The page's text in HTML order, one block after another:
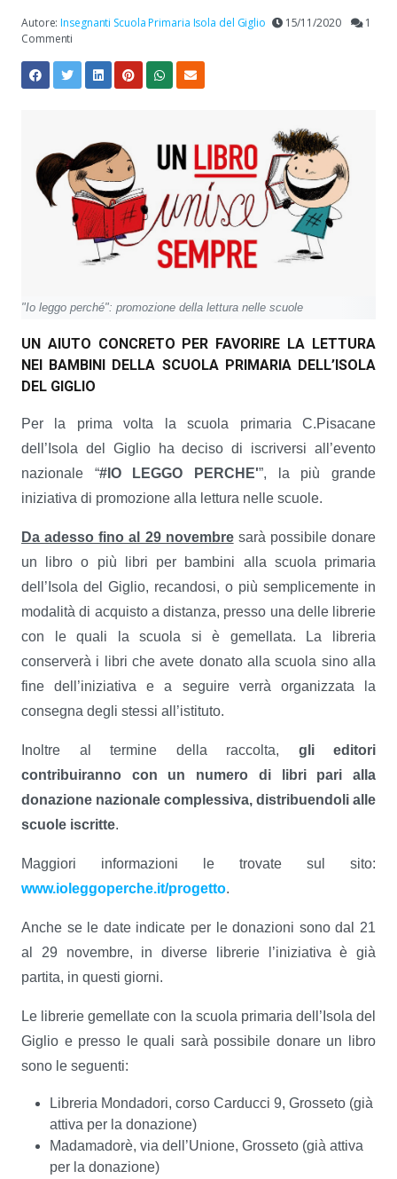
Autore:Insegnanti Scuola Primaria Isola del Giglio 15/11/2020
1
Commenti
"Io leggo perché": promozione della lettura nelle scuole
UN AIUTO CONCRETO PER FAVORIRE LA LETTURA
NEI BAMBINI DELLA SCUOLA PRIMARIA DELL’ISOLA
DEL GIGLIO
Per la prima volta la scuola primaria C.Pisacane
dell’Isola del Giglio ha deciso di iscriversi all’evento
nazionale “#IO LEGGO PERCHE'”, la più grande
iniziativa di promozione alla lettura nelle scuole.
Da adesso fino al 29 novembresarà possibile donare
un libro o più libri per bambini alla scuola primaria
dell’Isola del Giglio, recandosi, o più semplicemente in
modalità di acquisto a distanza, presso una delle librerie
con le quali la scuola si è gemellata. La libreria
conserverà i libri che avete donato alla scuola sino alla
fine dell’iniziativa e a seguire verrà organizzata la
consegna degli stessi all’istituto.
Inoltre al termine della raccolta, gli editori
contribuiranno con un numero di libri pari alla
donazione nazionale complessiva, distribuendoli alle
scuole iscritte.
Maggiori informazioni le trovate sul sito:
www.ioleggoperche.it/progetto.
Anche se le date indicate per le donazioni sono dal 21
al 29 novembre, in diverse librerie l’iniziativa è già
partita, in questi giorni.
Le librerie gemellate con la scuola primaria dell’Isola del
Giglio e presso le quali sarà possibile donare un libro
sono le seguenti:
Libreria Mondadori, corso Carducci 9, Grosseto (già
attiva per la donazione)
Madamadorè, via dell’Unione, Grosseto (già attiva
per la donazione)